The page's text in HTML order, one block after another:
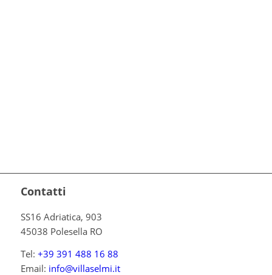
Contatti
SS16 Adriatica, 903
45038 Polesella RO
Tel: +39 391 488 16 88
Email: info@villaselmi.it